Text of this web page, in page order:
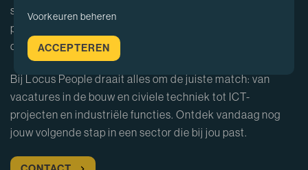
specialistische rol in Civiele Techniek, een industrieel
project of een ICT opdracht, wij vinden de perfecte match
die aansluit bij jouw talenten en ambities.
Bij Locus People draait alles om de juiste match: van
vacatures in de bouw en civiele techniek tot ICT-
projecten en industriële functies. Ontdek vandaag nog
jouw volgende stap in een sector die bij jou past.
Voorkeuren beheren
ACCEPTEREN